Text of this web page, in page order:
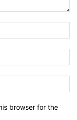
browser for the